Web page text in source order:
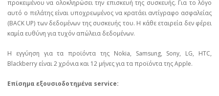
προκειμένου να ολοκληρώσει την επισκευή της συσκευής. Για το λόγο
αυτό ο πελάτης είναι υποχρεωμένος να κρατάει αντίγραφο ασφαλείας
(BACK UP) των δεδομένων της συσκευής του. Η κάθε εταιρεία δεν φέρει
καμία ευθύνη για τυχόν απώλεια δεδομένων.
Η εγγύηση για τα προϊόντα της Nokia, Samsung, Sony, LG, HTC,
Blackberry είναι 2 χρόνια και 12 μήνες για τα προϊόντα της Apple.
Επίσημα εξουσιοδοτημένα service: